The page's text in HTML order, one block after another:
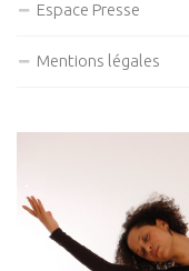
Espace Presse
Mentions légales